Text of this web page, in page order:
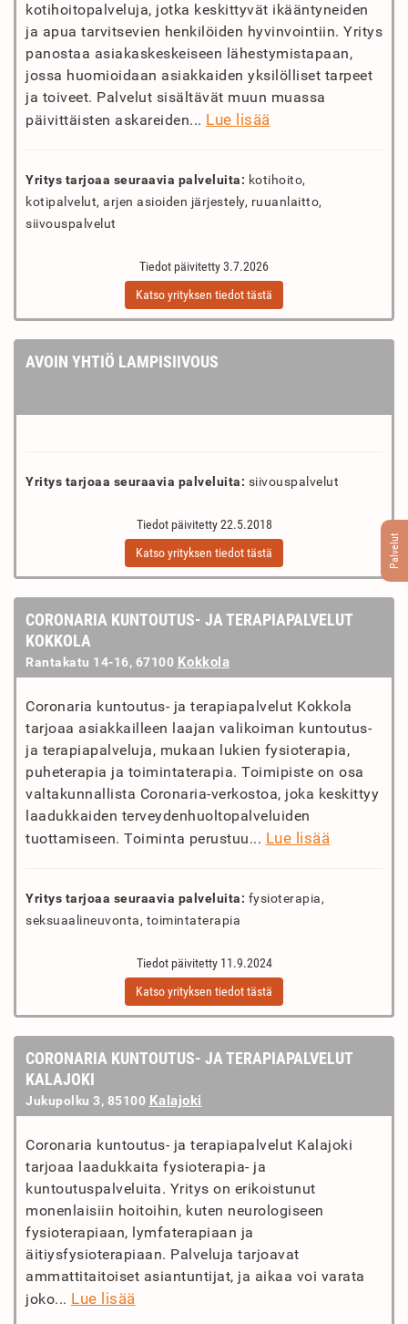
Palvelut
kotihoitopalveluja, jotka keskittyvät ikääntyneiden
ja apua tarvitsevien henkilöiden hyvinvointiin. Yritys
panostaa asiakaskeskeiseen lähestymistapaan,
jossa huomioidaan asiakkaiden yksilölliset tarpeet
ja toiveet. Palvelut sisältävät muun muassa
päivittäisten askareiden... Lue lisää
Yritys tarjoaa seuraavia palveluita: kotihoito,
kotipalvelut, arjen asioiden järjestely, ruuanlaitto,
siivouspalvelut
Tiedot päivitetty 3.7.2026
Katso yrityksen tiedot tästä
AVOIN YHTIÖ LAMPISIIVOUS
Yritys tarjoaa seuraavia palveluita: siivouspalvelut
Tiedot päivitetty 22.5.2018
Katso yrityksen tiedot tästä
CORONARIA KUNTOUTUS- JA TERAPIAPALVELUT
KOKKOLA
Rantakatu 14-16, 67100 Kokkola
Coronaria kuntoutus- ja terapiapalvelut Kokkola
tarjoaa asiakkailleen laajan valikoiman kuntoutus-
ja terapiapalveluja, mukaan lukien fysioterapia,
puheterapia ja toimintaterapia. Toimipiste on osa
valtakunnallista Coronaria-verkostoa, joka keskittyy
laadukkaiden terveydenhuoltopalveluiden
tuottamiseen. Toiminta perustuu... Lue lisää
Yritys tarjoaa seuraavia palveluita: fysioterapia,
seksuaalineuvonta, toimintaterapia
Tiedot päivitetty 11.9.2024
Katso yrityksen tiedot tästä
CORONARIA KUNTOUTUS- JA TERAPIAPALVELUT
KALAJOKI
Jukupolku 3, 85100 Kalajoki
Coronaria kuntoutus- ja terapiapalvelut Kalajoki
tarjoaa laadukkaita fysioterapia- ja
kuntoutuspalveluita. Yritys on erikoistunut
monenlaisiin hoitoihin, kuten neurologiseen
fysioterapiaan, lymfaterapiaan ja
äitiysfysioterapiaan. Palveluja tarjoavat
ammattitaitoiset asiantuntijat, ja aikaa voi varata
joko... Lue lisää